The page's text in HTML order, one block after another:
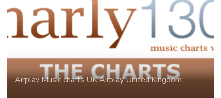
AirplayMusic chartsUK AirplayUnited Kingdom